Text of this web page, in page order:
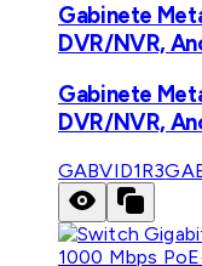
Gabinete
DVR/NVR,
Gabinete
DVR/NVR,
GABVID1R3